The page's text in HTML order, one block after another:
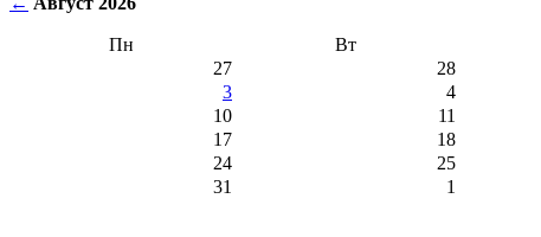
Пн Вт
27
28
3
4
10
11
17
18
24
25
31
1